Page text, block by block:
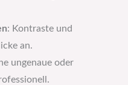
: Kontraste und
an.
ungenaue oder